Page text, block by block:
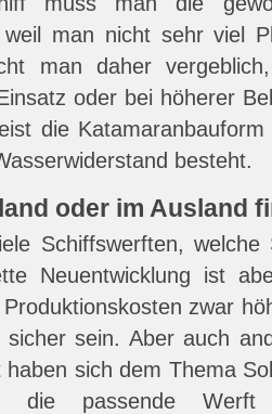
weil man nicht sehr viel
man daher
oder bei höherer
die
besteht.
oder im Ausland
Schiffswerften, welche
Neuentwicklung ist
zwar
sein. Aber auch
sich dem Thema
die passende Werft